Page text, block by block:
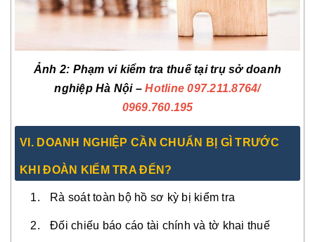
Ảnh 2: Phạm vi kiểm tra thuế tại trụ sở doanh
nghiệp Hà Nội –Hotline 097.211.8764/
0969.760.195
VI. DOANH NGHIỆP CẦN CHUẨN BỊ GÌ TRƯỚC
KHI ĐOÀN KIỂM TRA ĐẾN?
Rà soát toàn bộ hồ sơ kỳ bị kiểm tra
Đối chiếu báo cáo tài chính và tờ khai thuế